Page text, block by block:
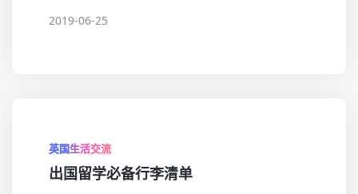
2019-06-25
英国生活交流
出国留学必备行李清单